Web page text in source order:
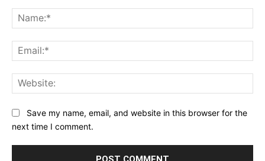
Save my name, email, and website in this browser for the
next time I comment.